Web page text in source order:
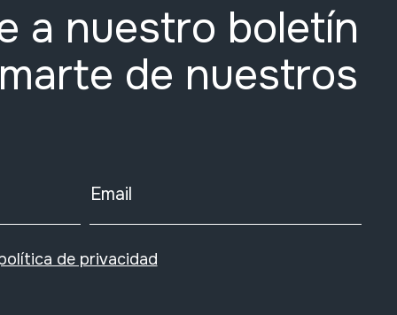
a nuestro boletín
de nuestros
Email
de privacidad